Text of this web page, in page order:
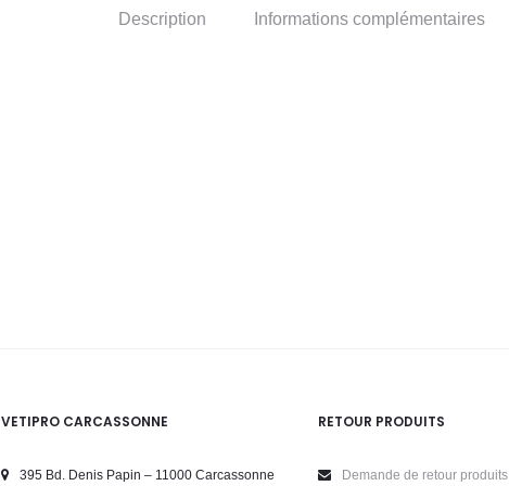
Description Informations complémentaires
VETIPRO CARCASSONNE
395 Bd. Denis Papin – 11000 Carcassonne
RETOUR PRODUITS
Demande de retour produits